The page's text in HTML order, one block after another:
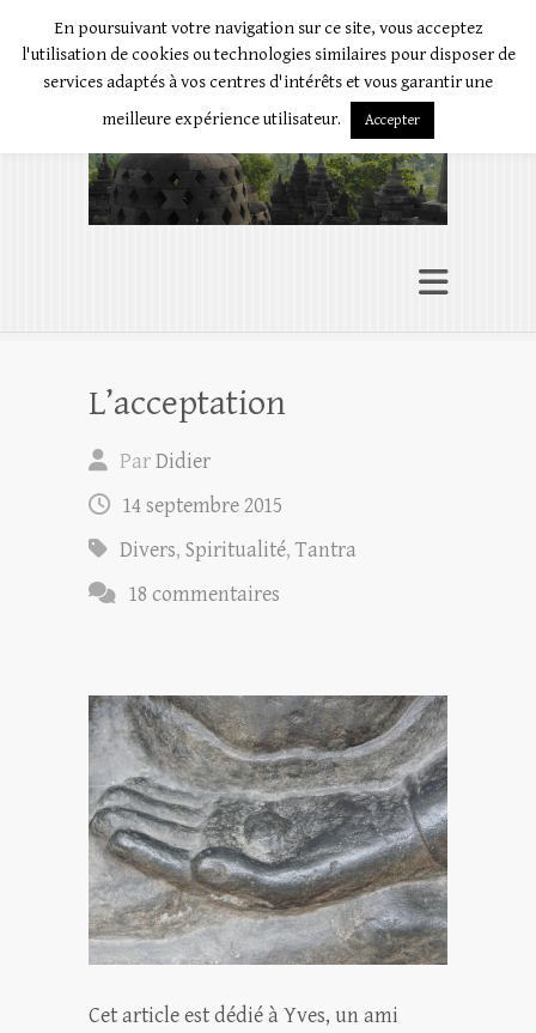
Présence à soi
L’art d’être en conscience
L’acceptation
ParDidier
14 septembre 2015
Divers, Spiritualité,Tantra
18 commentaires
Cet article est dédié à Yves, un ami
En poursuivant votre navigation sur ce site, vous acceptez
l'utilisation de cookies ou technologies similaires pour disposer de
services adaptés à vos centres d'intérêts et vous garantir une
meilleure expérience utilisateur.
Accepter